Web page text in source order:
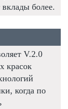
более.
V.2.0
красок
когда по